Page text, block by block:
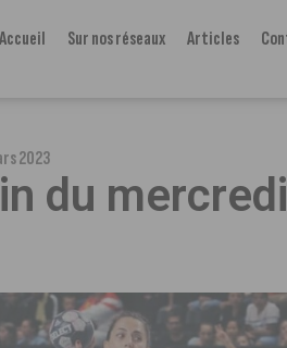
Accueil Sur nos réseaux Articles
2023
du